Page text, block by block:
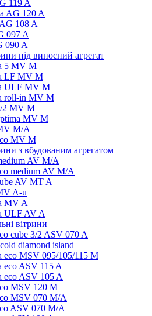
119 A
AG 120 A
108 A
097 A
090 A
під виносний агрегат
5 MV M
LF MV M
ULF MV M
roll-in MV M
2 MV M
MV M
M/A
MV M
з вбудованим агрегатом
AV M/A
medium AV M/A
AV MT A
A-u
MV A
ULF AV A
вітрини
cube 3/2 ASV 070 A
diamond island
eco MSV 095/105/115 M
eco ASV 115 A
eco ASV 105 A
MSV 120 M
MSV 070 M/A
ASV 070 M/A